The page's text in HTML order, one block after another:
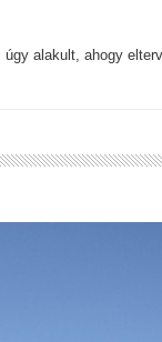
alakult, ahogy